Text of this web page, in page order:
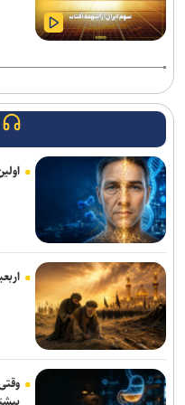
حریق ۳ سوله در شهرک صنعتی شمس‌آباد با ۲۶ مصدوم
دستگیری باند کپی کارت‌های بانکی؛ ۵۴ شهروند
عدم کنترل ادرار پس از
کودکی، زمینه‌ساز بی‌اختیاری در
تمدید خدمات‌رسانی قرارگاه زرباطیه تا ۱۶
ارائه بیش از ۱.۷
شهریور در ۶۴ شهر منتخب
اعزام ۱۳۰ هزار زائر اربعین از پایانه‌های مسافربری شهر تهران
اتوبوس‌های رایگان شرکت واحد
شد